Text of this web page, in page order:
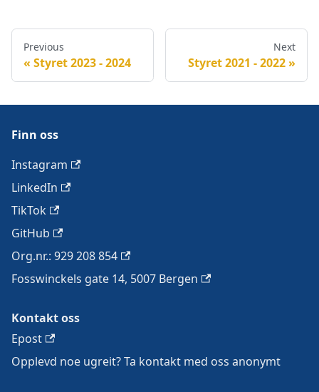
Previous
Styret 2023 - 2024
Next
Styret 2021 - 2022
Finn oss
Instagram
LinkedIn
TikTok
GitHub
Org.nr.: 929 208 854
Fosswinckels gate 14, 5007 Bergen
Kontakt oss
Epost
Opplevd noe ugreit? Ta kontakt med oss anonymt